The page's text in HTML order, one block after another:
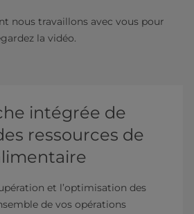
nous travaillons avec vous pour
la vidéo.
intégrée de
ressources de
et l’optimisation des
de vos opérations